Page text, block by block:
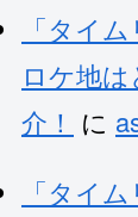
「タイ
ロケ地
介！ に
「タイ